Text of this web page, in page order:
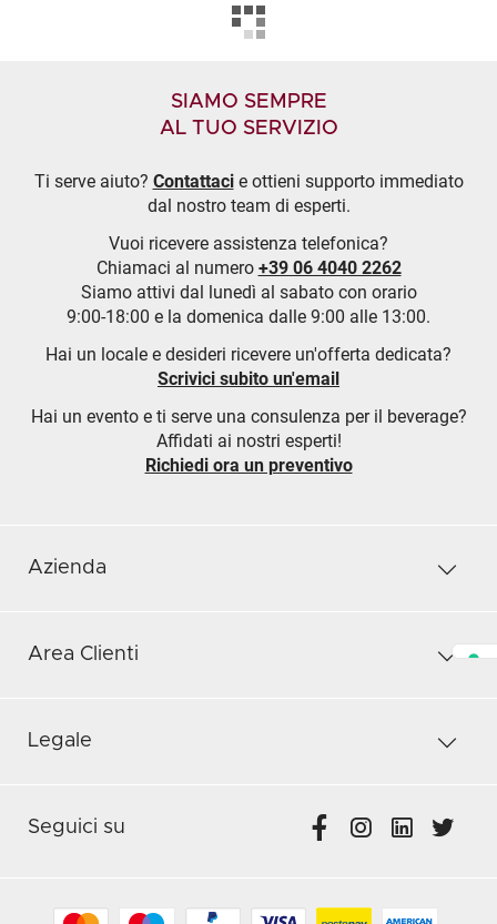
SIAMO SEMPRE
AL TUO SERVIZIO
Ti serve aiuto? Contattacie ottieni supporto immediato
dal nostro team di esperti.
Vuoi ricevere assistenza telefonica?
Chiamaci al numero +39 06 4040 2262
Siamo attivi dal lunedì al sabato con orario
9:00-18:00 e la domenica dalle 9:00 alle 13:00.
Hai un locale e desideri ricevere un'offerta dedicata?
Scrivici subito un'email
Hai un evento e ti serve una consulenza per il beverage?
Affidati ai nostri esperti!
Richiedi ora un preventivo
Azienda
Area Clienti
Legale
Seguici su